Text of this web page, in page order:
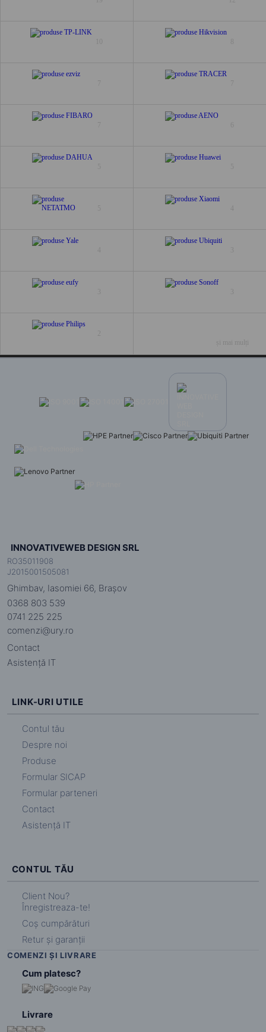
7 7
7
5 5
5 4
4 3
3 3
2
și mai mulți
INNOVATIVEWEB DESIGN SRL
RO35011908
J2015001505081
Ghimbav, Iasomiei 66, Brașov
0368 803 539
0741 225 225
comenzi@ury.ro
Contact
Asistență IT
LINK-URI UTILE
Contul tău
Despre noi
Produse
Formular SICAP
Formular parteneri
Contact
Asistență IT
CONTUL TĂU
Client Nou?
Înregistreaza-te!
Coș cumpărături
Retur și garanții
COMENZI ȘI LIVRARE
Cum platesc?
Livrare